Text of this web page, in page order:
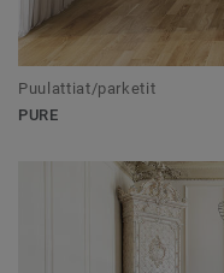
Puulattiat/parketit
PURE